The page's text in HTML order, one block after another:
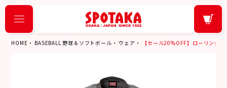
HOME BASEBALL 野球＆ソフトボール ウェア 【セール20%OFF】ローリング